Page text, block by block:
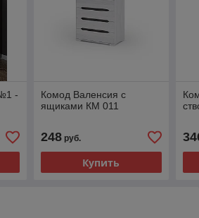
-
Комод Валенсия с
ящиками КМ 011
248руб.
Купить